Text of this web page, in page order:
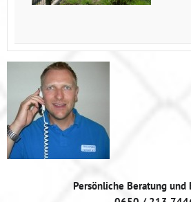
Persönliche Beratung und